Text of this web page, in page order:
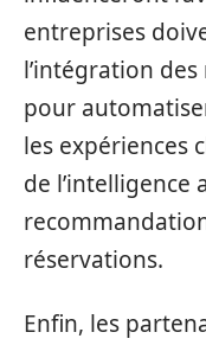
entreprises
l’intégration
pour
les expériences
de
réservations.
Enfin, les